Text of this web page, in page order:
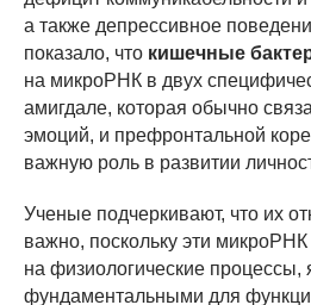
а также депрессивное
показало, что кишечные
на микроРНК в двух
амигдале, которая обычно
эмоций, и префронтальной
важную роль в развитии
Ученые подчеркивают, что их
важно, поскольку эти микроРНК
на физиологические
фундаментальными для